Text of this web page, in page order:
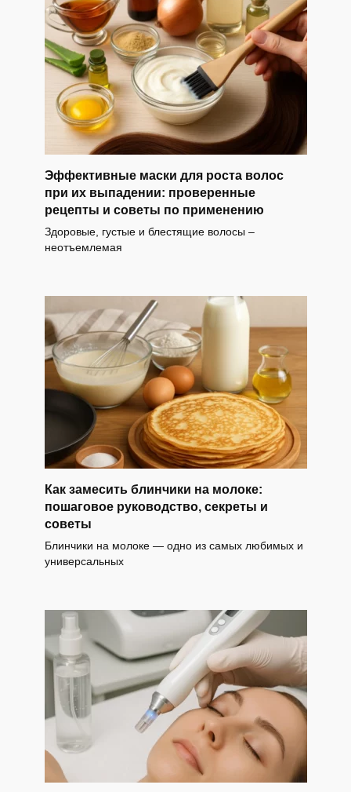
Эффективные маски для роста волос
при их выпадении: проверенные
рецепты и советы по применению
Здоровые, густые и блестящие волосы –
неотъемлемая
Как замесить блинчики на молоке:
пошаговое руководство, секреты и
советы
Блинчики на молоке — одно из самых любимых и
универсальных